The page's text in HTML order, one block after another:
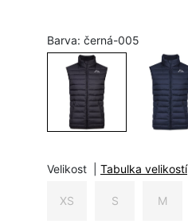
Barva: černá-005
Velikost Tabulka velikostí
XS S M